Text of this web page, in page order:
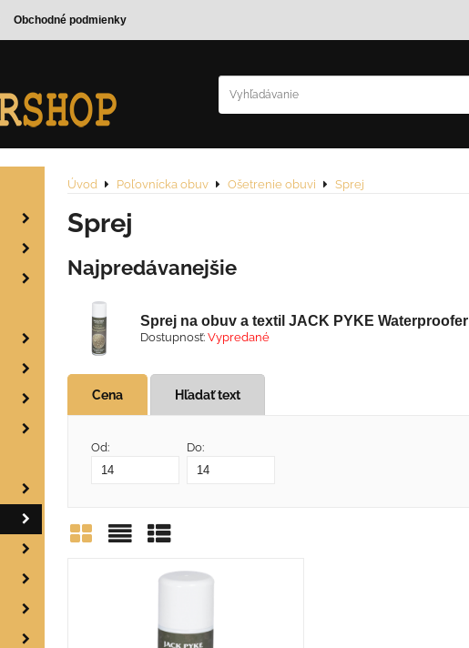
Obchodné podmienky
Úvod Poľovnícka obuv Ošetrenie obuvi Sprej
Sprej
Najpredávanejšie
Sprej na obuv a textil JACK PYKE Waterproofer
Dostupnosť: Vypredané
Cena Hľadať text
Od: Do:
Zoznam
Tabuľka